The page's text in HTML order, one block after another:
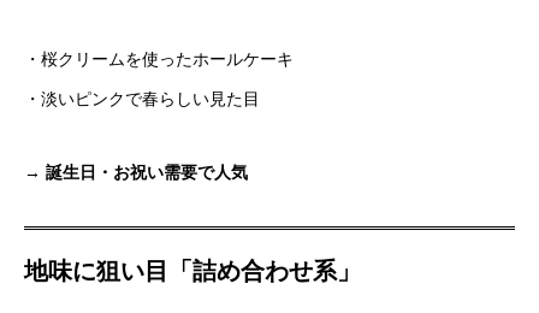
・桜クリームを使ったホールケーキ
・淡いピンクで春らしい見た目
→ 誕生日・お祝い需要で人気
地味に狙い目「詰め合わせ系」